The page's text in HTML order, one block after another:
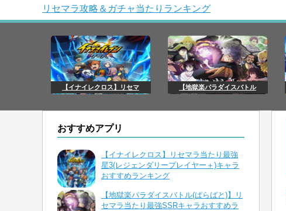
リセマラ攻略＆ガチャ当たりランキング
【イナイレクロス】リセマ 【地獄楽パラダイスバトル
おすすめアプリ
【イナイレクロス】リセマラ当たり最強
星3(レジェンダリープレイヤー＋)キャラ
おすすめランキング
【地獄楽パラダイスバトル(ぱらばと)】リ
セマラ当たり最強SSRキャラおすすめラ